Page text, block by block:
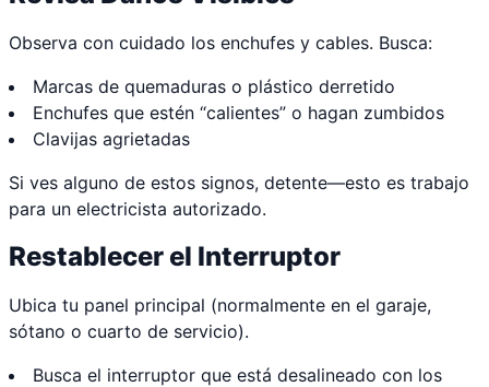
Observa con cuidado los enchufes y cables. Busca:
Marcas de quemaduras o plástico derretido
Enchufes que estén “calientes” o hagan zumbidos
Clavijas agrietadas
Si ves alguno de estos signos, detente—esto es trabajo
para un electricista autorizado.
Restablecer el Interruptor
Ubica tu panel principal (normalmente en el garaje,
sótano o cuarto de servicio).
Busca el interruptor que está desalineado con los